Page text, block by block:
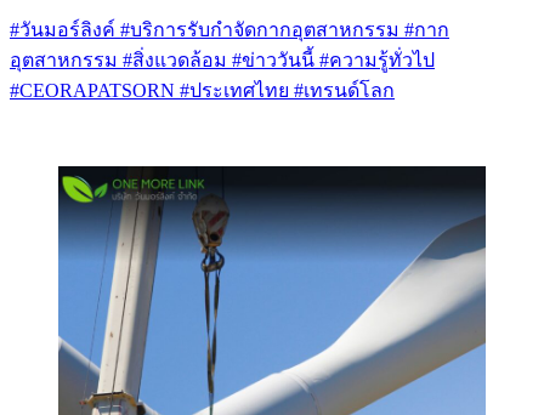
#วันมอร์ลิงค์ #บริการรับกำจัดกากอุตสาหกรรม #กาก
อุตสาหกรรม #สิ่งแวดล้อม #ข่าววันนี้ #ความรู้ทั่วไป
#CEORAPATSORN #ประเทศไทย #เทรนด์โลก